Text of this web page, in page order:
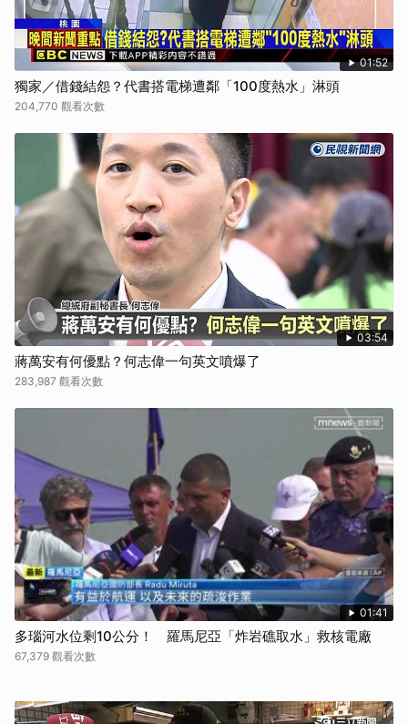
01:52
獨家／借錢結怨？代書搭電梯遭鄰「100度熱水」淋頭
204,770 觀看次數
03:54
蔣萬安有何優點？何志偉一句英文噴爆了
283,987 觀看次數
01:41
多瑙河水位剩10公分！ 羅馬尼亞「炸岩礁取水」救核電廠
67,379 觀看次數